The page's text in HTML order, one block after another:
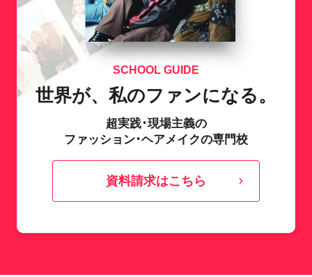
SCHOOL GUIDE
世界が、私のファンになる。
超実践･現場主義の
ファッション･ヘアメイクの専門校
資料請求はこちら